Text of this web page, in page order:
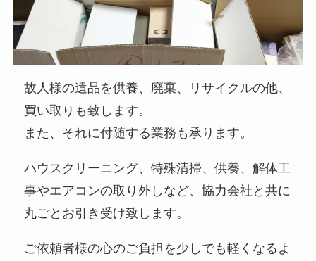
故人様の遺品を供養、廃棄、リサイクルの他、
買い取りも致します。
また、それに付随する業務も承ります。
ハウスクリーニング、特殊清掃、供養、解体工
事やエアコンの取り外しなど、協力会社と共に
丸ごとお引き受け致します。
ご依頼者様の心のご負担を少しでも軽くなるよ